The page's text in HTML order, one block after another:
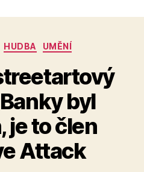
Rubriky
HUDBA UMĚNÍ
byl
je to člen
Attack